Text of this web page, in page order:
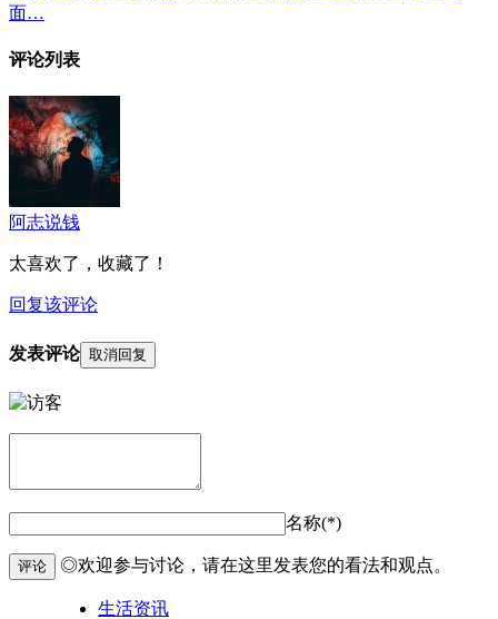
面…
评论列表
阿志说钱
太喜欢了，收藏了！
回复该评论
发表评论 取消回复
名称(*)
评论 ◎欢迎参与讨论，请在这里发表您的看法和观点。
生活资讯